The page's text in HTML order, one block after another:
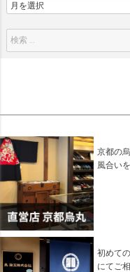
京都の
風合い
初めて
にてご